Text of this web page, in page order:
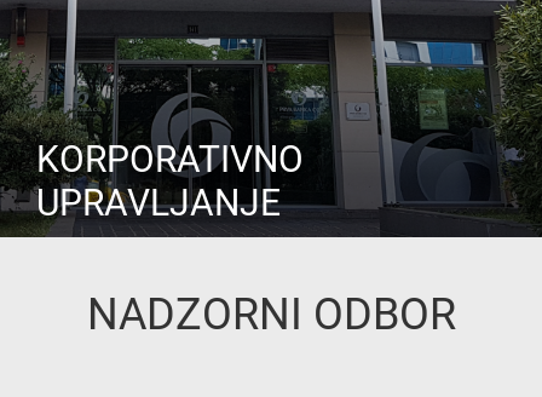
KORPORATIVNO
UPRAVLJANJE
NADZORNI ODBOR